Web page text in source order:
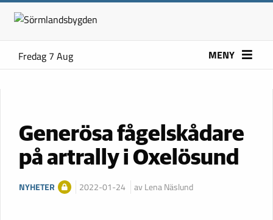
Fredag 7 Aug MENY
Generösa fågelskådare
på artrally i Oxelösund
NYHETER 2022-01-24 av Lena Näslund